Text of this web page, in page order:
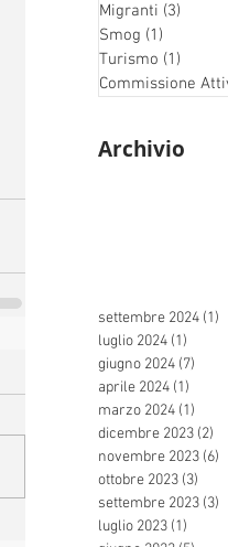
Migranti (3)
Smog (1)
Turismo (1)
Commissione
Archivio
settembre 2024 (1)
luglio 2024 (1)
giugno 2024 (7)
aprile 2024 (1)
marzo 2024 (1)
dicembre 2023 (2)
novembre 2023 (6)
ottobre 2023 (3)
settembre 2023 (3)
luglio 2023 (1)